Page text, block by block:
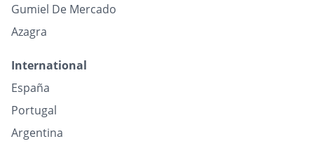
Gumiel De Mercado
Azagra
International
España
Portugal
Argentina